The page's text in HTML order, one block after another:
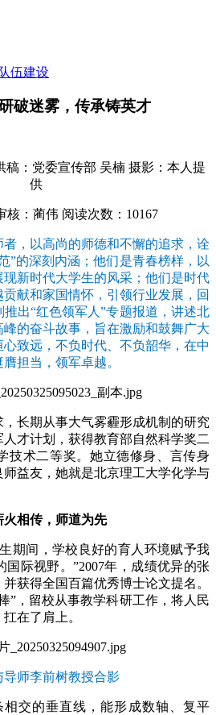
队伍建设
破迷雾，传承铸英才
稿：党委宣传部 吴楠 摄影：本人提
供
核：蔺伟 阅读次数： 10167
者，以高尚的师德和不懈的追求，诠
”的深刻内涵；他们是青春榜样，以
新时代大学生的风采；他们是时代
献和家国情怀，引领行业发展，回
出“红色领军人”专题报道，讲述北
的奋斗故事，旨在激励和鼓舞广大
致远，不负时代、不负韶华，在中
担当，领军卓越。
长期从事大气雾霾形成机制的研究
才计划，获得教育部自然科学奖二
技术二等奖。她立德修身、言传身
益友，她就是北京理工大学化学与
火相传，师道为先
期间，学校良好的育人环境赋予我
际视野。”2007年，成绩优异的张
获得全国百篇优秀博士论文提名。
”，留校从事教学科研工作，将人民
在了肩上。
导师李前树教授合影
相交的垂直线，能形成数轴、复平